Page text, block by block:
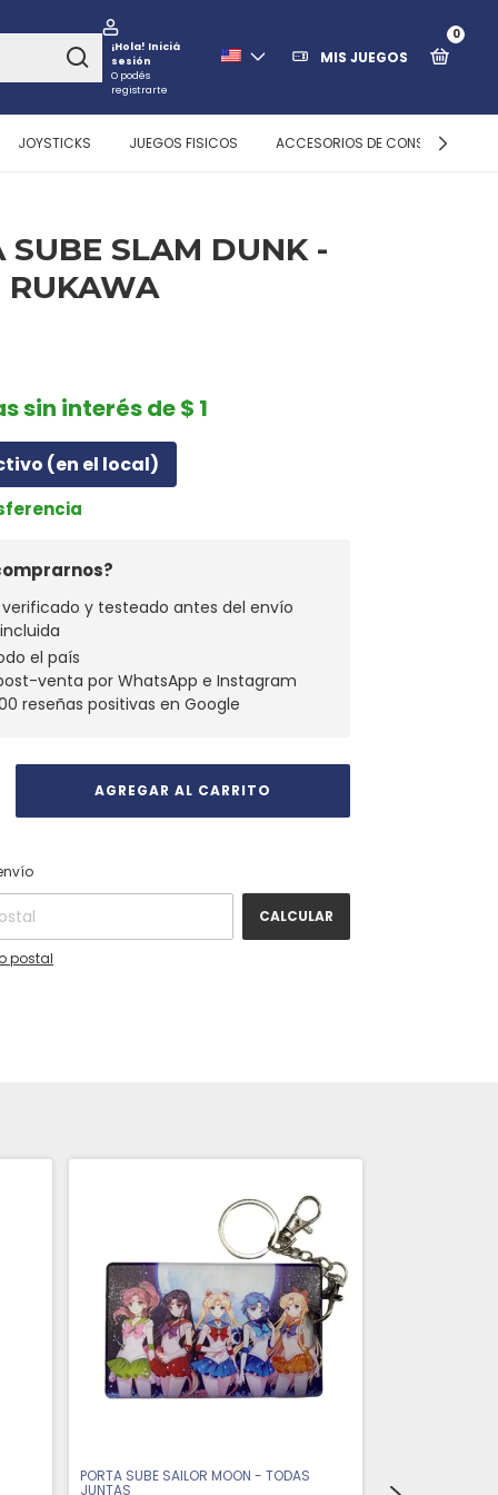
¡Hola! Iniciá
sesión
O podés
registrarte
MIS JUEGOS
0
JOYSTICKS JUEGOS FISICOS ACCESORIOS DE CONSOLAS
SUBE SLAM DUNK -
RUKAWA
sin interés de $ 1
(en el local)
verificado y testeado antes del envío
el país
venta por WhatsApp e Instagram
reseñas positivas en Google
CALCULAR
postal
PORTA SUBE SAILOR MOON - TODAS
JUNTAS